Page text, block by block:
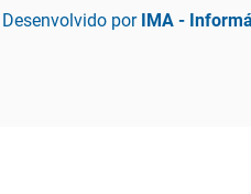
Desenvolvido por IMA -